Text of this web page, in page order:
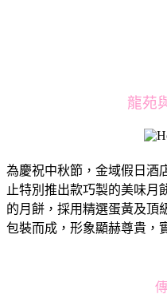
龍苑
為慶祝中秋節，金域假日酒
止特別推出款巧製的美味月
的月餅，採用精選蛋黃及頂
包裝而成，形象顯赫尊貴，